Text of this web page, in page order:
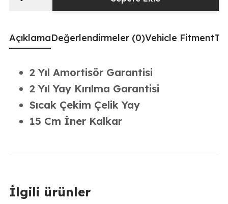
Volkswagen
1996-
Uyumlu
Ayarlı
Amortisör
AçıklamaDeğerlendirmeler (0)Vehicle Fitment
2 Yıl Amortisör Garantisi
2 Yıl Yay Kırılma Garantisi
Sıcak Çekim Çelik Yay
15 Cm İner Kalkar
İlgili ürünler